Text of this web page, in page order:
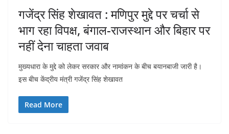
गजेंद्र सिंह शेखावत : मणिपुर मुद्दे पर चर्चा से
भाग रहा विपक्ष, बंगाल-राजस्थान और बिहार पर
नहीं देना चाहता जवाब
मुख्यधारा के मुद्दे को लेकर सरकार और नामांकन के बीच बयानबाजी जारी है।
इस बीच केंद्रीय मंत्री गजेंद्र सिंह शेखावत
Read More